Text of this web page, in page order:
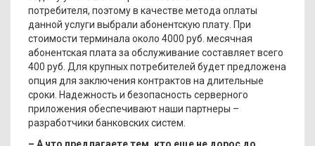
потребителя, поэтому в качестве метода оплаты
данной услуги выбрали абонентскую плату. При
стоимости терминала около 4000 руб. месячная
абонентская плата за обслуживание составляет всего
400 руб. Для крупных потребителей будет предложена
опция для заключения контрактов на длительные
сроки. Надежность и безопасность серверного
приложения обеспечивают наши партнеры –
разработчики банковских систем.